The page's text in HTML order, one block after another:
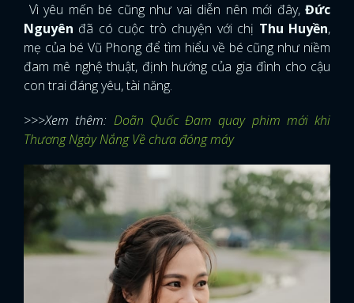
Vì yêu mến bé cũng như vai diễn nên mới đây,Đức
Nguyên đã có cuộc trò chuyện với chị Thu Huyền,
mẹ của bé Vũ Phong để tìm hiểu về bé cũng như niềm
đam mê nghệ thuật, định hướng của gia đình cho cậu
con trai đáng yêu, tài năng.
>>>Xem thêm: Doãn Quốc Đam quay phim mới khi
Thương Ngày Nắng Về chưa đóng máy